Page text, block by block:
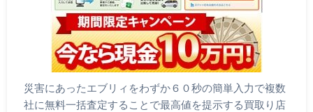
災害にあったエブリィをわずか６０秒の簡単入力で複数
社に無料一括査定することで最高値を提示する買取り店